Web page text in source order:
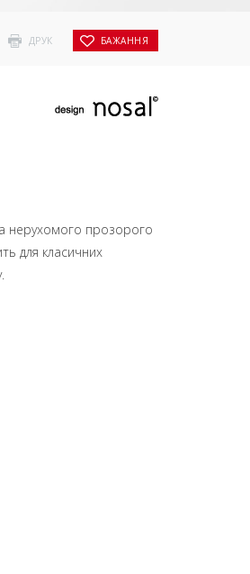
ДРУК БАЖАННЯ
нерухомого прозорого
для класичних